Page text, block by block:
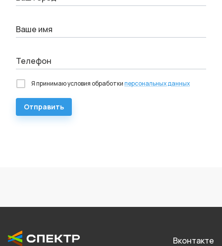
Ваше имя
Телефон
Я принимаю условия обработкиперсональных данных
Отправить
Вконтакте